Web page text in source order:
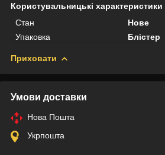
Користувальницькі характеристики
Стан
Нове
Упаковка
Блістер
Приховати
Умови доставки
Нова Пошта
Укрпошта